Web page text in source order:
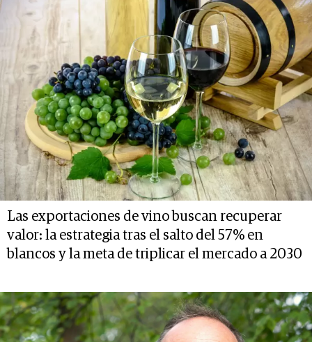
Las exportaciones de vino buscan recuperar
valor: la estrategia tras el salto del 57% en
blancos y la meta de triplicar el mercado a 2030